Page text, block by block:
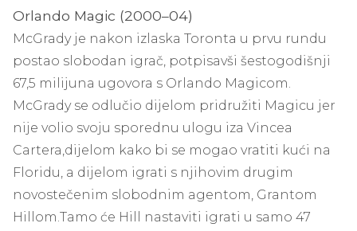
Orlando Magic (2000–04)
McGrady je nakon izlaska Toronta u prvu rundu
postao slobodan igrač, potpisavši šestogodišnji
67,5 milijuna ugovora s Orlando Magicom.
McGrady se odlučio dijelom pridružiti Magicu jer
nije volio svoju sporednu ulogu iza Vincea
Cartera,dijelom kako bi se mogao vratiti kući na
Floridu, a dijelom igrati s njihovim drugim
novostečenim slobodnim agentom, Grantom
Hillom.Tamo će Hill nastaviti igrati u samo 47